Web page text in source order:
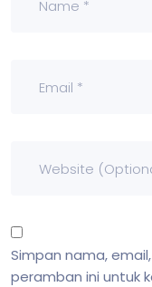
Simpan nama,
peramban ini untuk